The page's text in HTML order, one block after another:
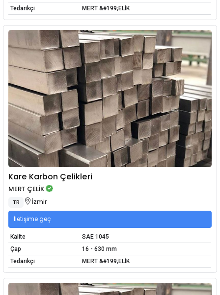
Tedarikçi
MERT &#199;ELİK
Kare Karbon Çelikleri
MERT ÇELİK
TR İzmir
İletişime geç
Kalite
SAE 1045
Çap
16 - 630 mm
Tedarikçi
MERT &#199;ELİK